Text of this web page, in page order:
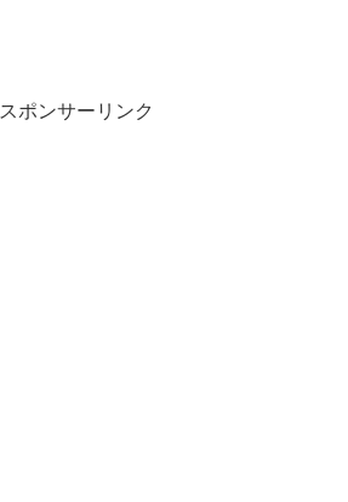
スポンサーリンク